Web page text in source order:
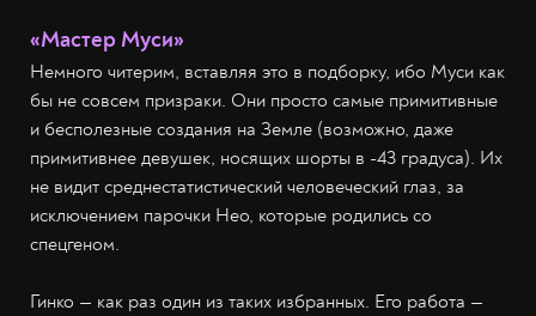
«Мастер Муси»
Немного читерим, вставляя это в подборку, ибо Муси как
бы не совсем призраки. Они просто самые примитивные
и бесполезные создания на Земле (возможно, даже
примитивнее девушек, носящих шорты в -43 градуса). Их
не видит среднестатистический человеческий глаз, за
исключением парочки Нео, которые родились со
спецгеном.
Гинко — как раз один из таких избранных. Его работа —